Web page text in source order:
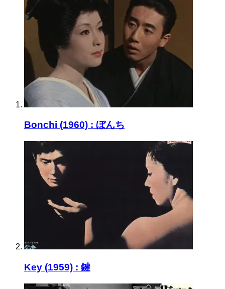
Bonchi (1960) : ぼんち
Key (1959) : 鍵